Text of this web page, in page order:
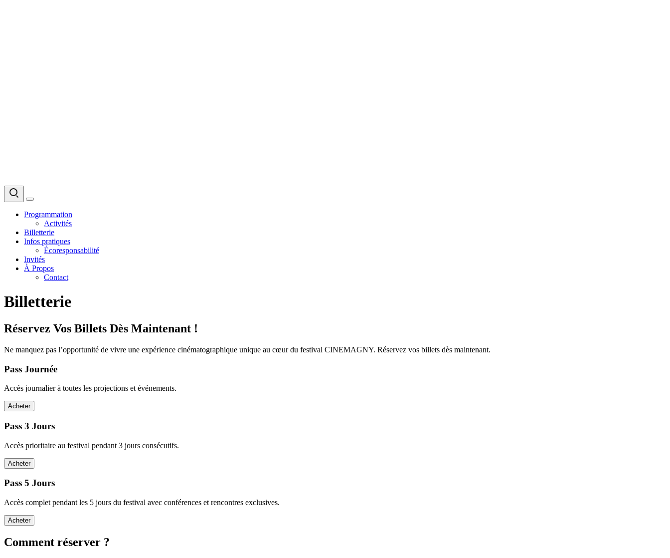
Programmation
Activités
Billetterie
Infos pratiques
Écoresponsabilité
Invités
À Propos
Contact
Billetterie
Réservez Vos Billets Dès Maintenant !
Ne manquez pas l’opportunité de vivre une expérience cinématographique unique au cœur du festival CINEMAGNY. Réservez vos billets dès maintenant.
Pass Journée
Accès journalier à toutes les projections et événements.
Acheter
Pass 3 Jours
Accès prioritaire au festival pendant 3 jours consécutifs.
Acheter
Pass 5 Jours
Accès complet pendant les 5 jours du festival avec conférences et rencontres exclusives.
Acheter
Comment réserver ?